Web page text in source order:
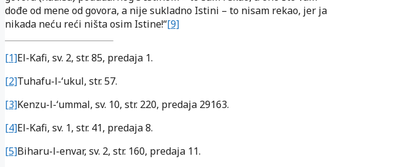
dođe od mene od govora, a nije sukladno Istini – to nisam rekao, jer ja
nikada neću reći ništa osim Istine!“[9]
[1]El-Kafi, sv. 2, str. 85, predaja 1.
[2]Tuhafu-l-‘ukul, str. 57.
[3]Kenzu-l-‘ummal, sv. 10, str. 220, predaja 29163.
[4]El-Kafi, sv. 1, str. 41, predaja 8.
[5]Biharu-l-envar, sv. 2, str. 160, predaja 11.